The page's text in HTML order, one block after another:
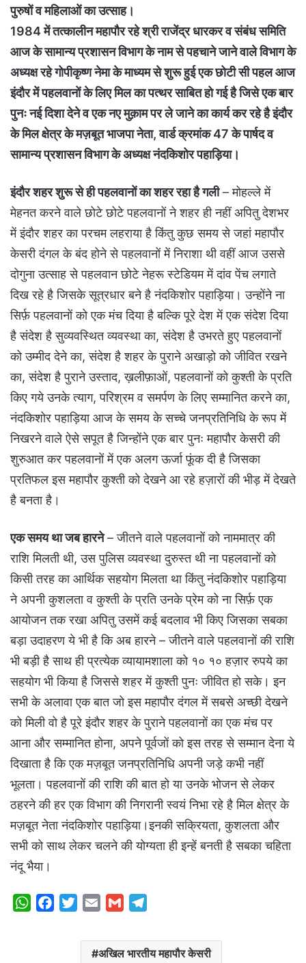
पुरुषों व महिलाओं का उत्साह।
1984 में तत्कालीन महापौर रहे श्री राजेंद्र धारकर व संबंध समिति
आज के सामान्य प्रशासन विभाग के नाम से पहचाने जाने वाले विभाग के
अध्यक्ष रहे गोपीकृष्ण नेमा के माध्यम से शुरू हुई एक छोटी सी पहल आज
इंदौर में पहलवानों के लिए मिल का पत्थर साबित हो गई है जिसे एक बार
पुनः नई दिशा देने व एक नए मुक़ाम पर ले जाने का कार्य कर रहे है इंदौर
के मिल क्षेत्र के मज़बूत भाजपा नेता, वार्ड क्रमांक 47 के पार्षद व
सामान्य प्रशासन विभाग के अध्यक्ष नंदकिशोर पहाड़िया।
इंदौर शहर शुरू से ही पहलवानों का शहर रहा है गली– मोहल्ले में
मेहनत करने वाले छोटे छोटे पहलवानों ने शहर ही नहीं अपितु देशभर
में इंदौर शहर का परचम लहराया है किंतु कुछ समय से जहां महापौर
केसरी दंगल के बंद होने से पहलवानों में निराशा थी वहीं आज उससे
दोगुना उत्साह से पहलवान छोटे नेहरू स्टेडियम में दांव पेंच लगाते
दिख रहे है जिसके सूत्रधार बने है नंदकिशोर पहाड़िया। उन्होंने ना
सिर्फ़ पहलवानों को एक मंच दिया है बल्कि पूरे देश में एक संदेश दिया
है संदेश है सुव्यवस्थित व्यवस्था का, संदेश है उभरते हुए पहलवानों
को उम्मीद देने का, संदेश है शहर के पुराने अखाड़ो को जीवित रखने
का, संदेश है पुराने उस्ताद, ख़लीफ़ाओं, पहलवानों को कुश्ती के प्रति
किए गये उनके त्याग, परिश्रम व समर्पण के लिए सम्मानित करने का,
नंदकिशोर पहाड़िया आज के समय के सच्चे जनप्रतिनिधि के रूप में
निखरने वाले ऐसे सपूत है जिन्होंने एक बार पुनः महापौर केसरी की
शुरुआत कर पहलवानों में एक अलग ऊर्जा फूंक दी है जिसका
प्रतिफल इस महापौर कुश्ती को देखने आ रहे हज़ारों की भीड़ में देखते
है बनता है।
एक समय था जब हारने– जीतने वाले पहलवानों को नाममात्र की
राशि मिलती थी, उस पुलिस व्यवस्था दुरुस्त थी ना पहलवानों को
किसी तरह का आर्थिक सहयोग मिलता था किंतु नंदकिशोर पहाड़िया
ने अपनी कुशलता व कुश्ती के प्रति उनके प्रेम को ना सिर्फ़ एक
आयोजन तक रखा अपितु उसमें कई बदलाव भी किए जिसका सबका
बड़ा उदाहरण ये भी है कि अब हारने – जीतने वाले पहलवानों की राशि
भी बड़ी है साथ ही प्रत्येक व्यायामशाला को १० १० हज़ार रुपये का
सहयोग भी किया है जिससे शहर में कुश्ती पुनः जीवित हो सके। इन
सभी के अलावा एक बात जो इस महापौर दंगल में सबसे अच्छी देखने
को मिली वो है पूरे इंदौर शहर के पुराने पहलवानों का एक मंच पर
आना और सम्मानित होना, अपने पूर्वजों को इस तरह से सम्मान देना ये
दिखाता है कि एक मज़बूत जनप्रतिनिधि अपनी जड़े कभी नहीं
भूलता। पहलवानों की राशि की बात हो या उनके भोजन से लेकर
ठहरने की हर एक विभाग की निगरानी स्वयं निभा रहे है मिल क्षेत्र के
मज़बूत नेता नंदकिशोर पहाड़िया।इनकी सक्रियता, कुशलता और
सभी को साथ लेकर चलने की योग्यता ही इन्हें बनती है सबका चहिता
नंदू भैया।
W
a
i
a
i
l
e
अखिल भारतीय महापौर केसरी